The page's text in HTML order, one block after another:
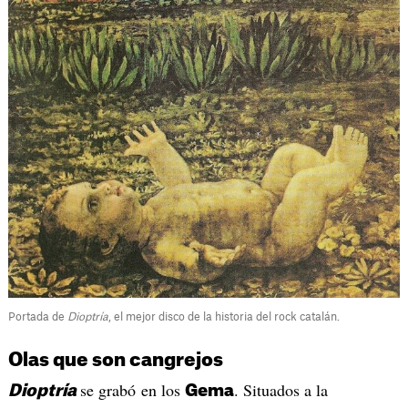
Portada de Dioptría, el mejor disco de la historia del rock catalán.
Olas que son cangrejos
Dioptría se grabó en los Gema. Situados a la